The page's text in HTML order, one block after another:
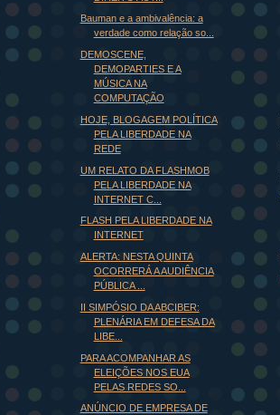
Bauman e a ambivalência: a
verdade como relação so...
DEMOSCENE,
DEMOPARTIES E A
MÚSICA NA
COMPUTAÇÃO
HOJE, BLOGAGEM POLÍTICA
PELA LIBERDADE NA
REDE
UM RELATO DA FLASHMOB
PELA LIBERDADE NA
INTERNET C...
FLASH PELA LIBERDADE NA
INTERNET
ALERTA: NESTA QUINTA
OCORRERÁ A AUDIÊNCIA
PÚBLICA ...
II SIMPÓSIO DA ABCIBER:
PLENÁRIA EM DEFESA DA
LIBE...
PARA ACOMPANHAR AS
ELEIÇÕES NOS EUA
PELAS REDES SO...
ANÚNCIO DE EMPRESA DE